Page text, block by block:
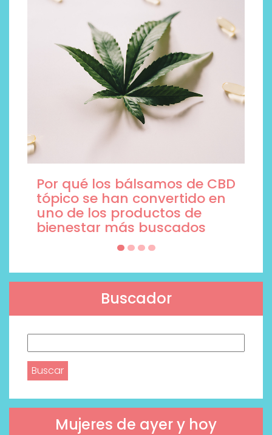
Por qué los bálsamos de CBD
tópico se han convertido en
uno de los productos de
bienestar más buscados
Buscador
Mujeres de ayer y hoy